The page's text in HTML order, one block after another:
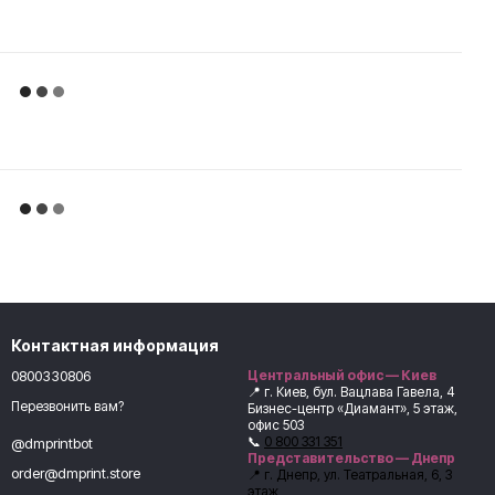
Контактная информация
0800330806
Перезвонить вам?
@dmprintbot
order@dmprint.store
Центральный офис — Киев
📍 г. Киев, бул. Вацлава Гавела, 4
Бизнес-центр «Диамант», 5 этаж,
офис 503
📞 0 800 331 351
Представительство — Днепр
📍 г. Днепр, ул. Театральная, 6, 3
этаж